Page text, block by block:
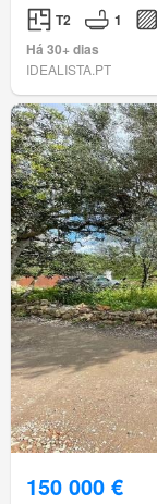
T2 1
Há 30+ dias
IDEALISTA.PT
150 000 €